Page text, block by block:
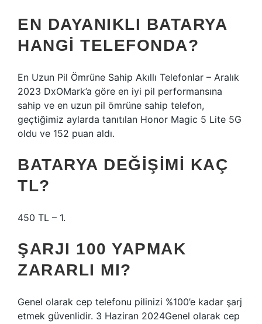
EN DAYANIKLI BATARYA
HANGI TELEFONDA?
En Uzun Pil Ömrüne Sahip Akıllı Telefonlar – Aralık
2023 DxOMark’a göre en iyi pil performansına
sahip ve en uzun pil ömrüne sahip telefon,
geçtiğimiz aylarda tanıtılan Honor Magic 5 Lite 5G
oldu ve 152 puan aldı.
BATARYA DEĞIŞIMI KAÇ
TL?
450 TL – 1.
ŞARJI 100 YAPMAK
ZARARLI MI?
Genel olarak cep telefonu pilinizi %100’e kadar şarj
etmek güvenlidir. 3 Haziran 2024Genel olarak cep